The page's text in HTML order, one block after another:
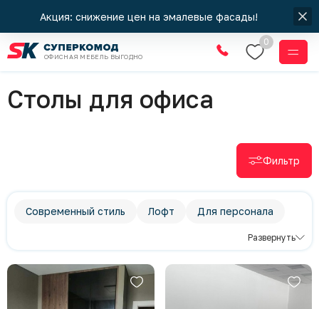
Акция: снижение цен на эмалевые фасады!
ОФИСНАЯ МЕБЕЛЬ ВЫГОДНО
0
Офисная мебель
Столы для офиса
Фильтр
Современный стиль Лофт
Для персонала
Развернуть